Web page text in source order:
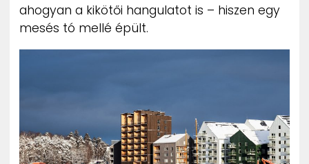
ahogyan a kikötői hangulatot is – hiszen egy
mesés tó mellé épült.